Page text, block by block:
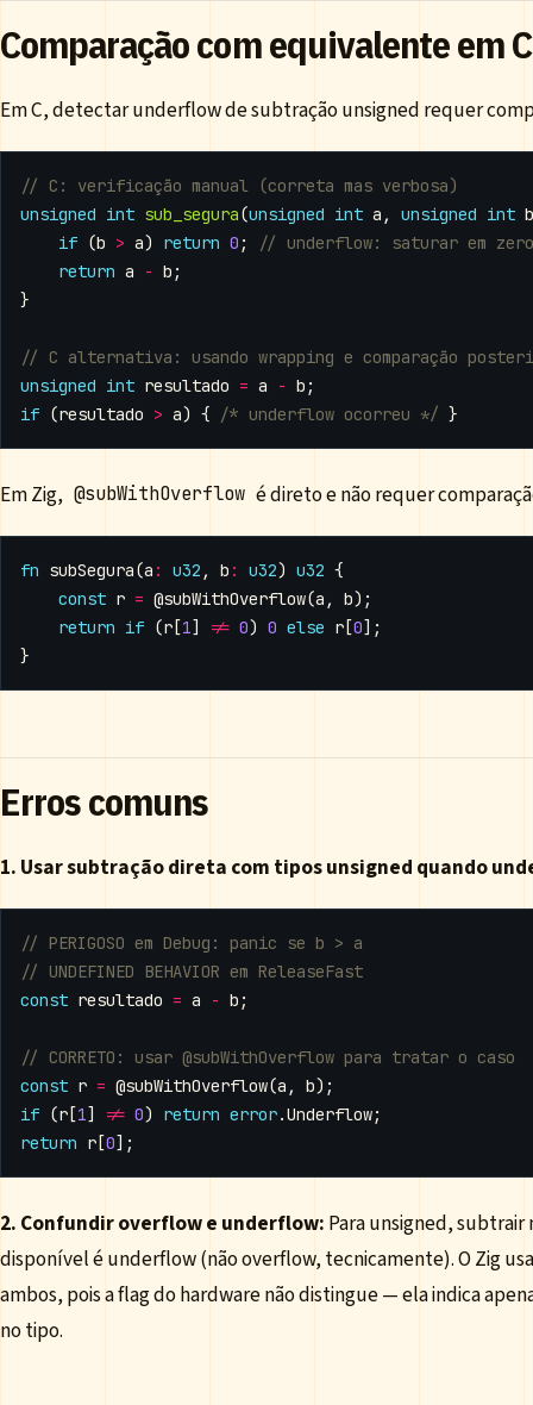
Comparação com equivalente em C
Em C, detectar underflow de subtração unsigned requer
unsigned int sub_segura(unsigned int a , unsigned int b
if (b > a) return 0 ;
return a - b ;
}
unsigned int resultado = a - b ;
if (resultado > a) { /* underflow ocorreu */ }
Em Zig, @subWithOverflow é direto e não requer
fn subSegura(a : u32 , b : u32) u32 {
const r = @subWithOverflow(a , b);
return if (r [1] != 0) 0 else r [0];
}
Erros comuns
1. Usar subtração direta com tipos unsigned quando
const resultado = a - b ;
const r = @subWithOverflow(a , b);
if (r [1] != 0) return error.Underflow;
return r [0];
2. Confundir overflow e underflow: Para unsigned, subtrair
disponível é underflow (não overflow, tecnicamente). O Zig
ambos, pois a flag do hardware não distingue — ela indica
no tipo.